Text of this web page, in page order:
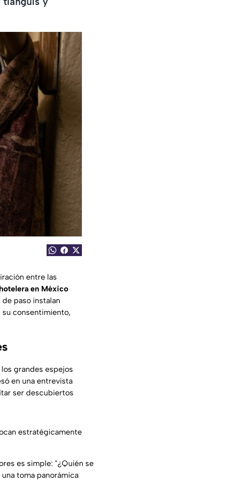
entre las
en México
paso instalan
consentimiento,
grandes espejos
en una entrevista
ser descubiertos
estratégicamente
es simple: "¿Quién se
toma panorámica